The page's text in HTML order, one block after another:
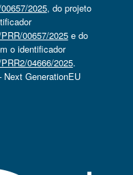
2025, do projeto
00657/2025e do
o identificador
04666/2025.
Next GenerationEU